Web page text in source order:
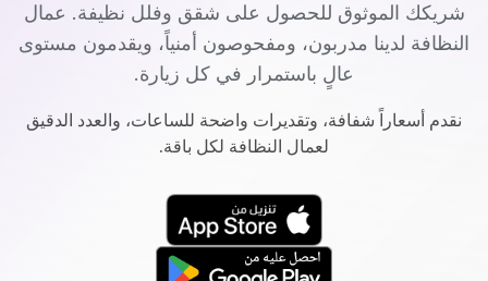
شريكك الموثوق للحصول على شقق وفلل نظيفة. عمال
النظافة لدينا مدربون، ومفحوصون أمنياً، ويقدمون مستوى
عالٍ باستمرار في كل زيارة.
نقدم أسعاراً شفافة، وتقديرات واضحة للساعات، والعدد الدقيق
لعمال النظافة لكل باقة.